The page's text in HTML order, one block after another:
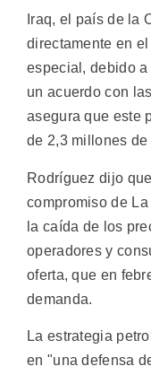
Iraq, el país de la
directamente en
especial, debido
un acuerdo con
asegura que este
de 2,3 millones de
Rodríguez dijo
compromiso de
la caída de los
operadores y
oferta, que en
demanda.
La estrategia
en "una defensa